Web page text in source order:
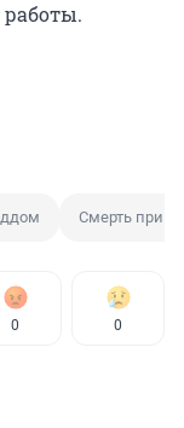
работы.
Смерть при
0 0